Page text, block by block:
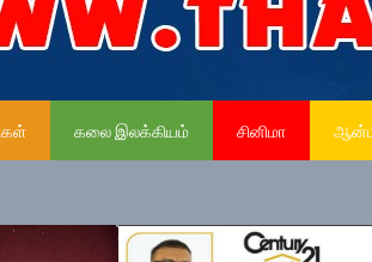
கலை இலக்கியம் சினிமா